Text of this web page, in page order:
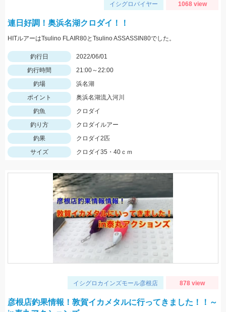
イシグロバイヤー 1068 view
連日好調！奥浜名湖クロダイ！！
HITルアーはTsulino FLAIR80とTsulino ASSASSIN80でした。
釣行日
2022/06/01
釣行時間
21:00～22:00
釣場
浜名湖
ポイント
奥浜名湖流入河川
釣魚
クロダイ
釣り方
クロダイルアー
釣果
クロダイ2匹
サイズ
クロダイ35・40ｃｍ
イシグロカインズモール彦根店 878 view
彦根店釣果情報！敦賀イカメタルに行ってきました！！～